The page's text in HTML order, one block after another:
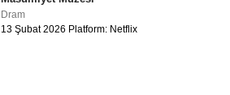
Dram
13 Şubat 2026 Platform: Netflix